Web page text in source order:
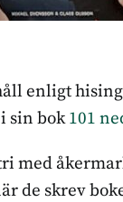
enligt
sin bok101
med
de skrev